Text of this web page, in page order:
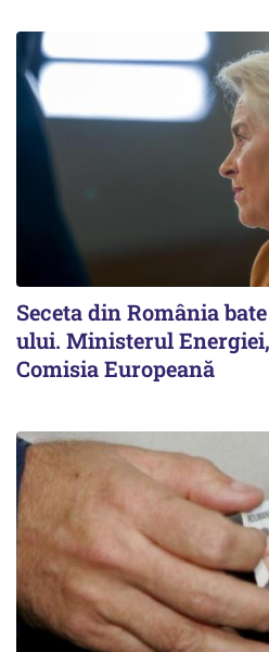
Seceta din România
ului. Ministerul
Comisia Europeană